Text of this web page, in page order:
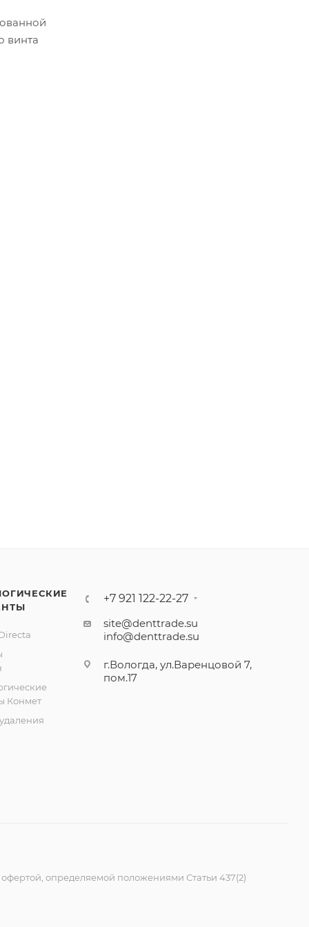
винта
Конмет
+7 921 122-22-27
site@denttrade.su
info@denttrade.su
г.Вологда, ул.Варенцовой 7,
пом.17
определяемой положениями Статьи 437(2)